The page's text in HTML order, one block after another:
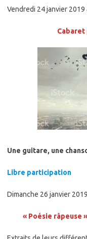
Vendredi 24 janvier 2019
Une guitare, une
Libre participation
Dimanche 26 janvier
« Poésie râpeuse »